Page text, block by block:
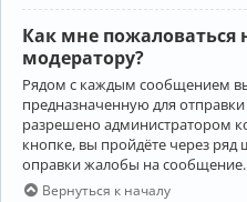
Как мне пожаловаться
модератору?
Рядом с каждым сообщением
предназначенную для
разрешено администратором
кнопке, вы пройдёте через
оправки жалобы на сообщение.
Вернуться к началу